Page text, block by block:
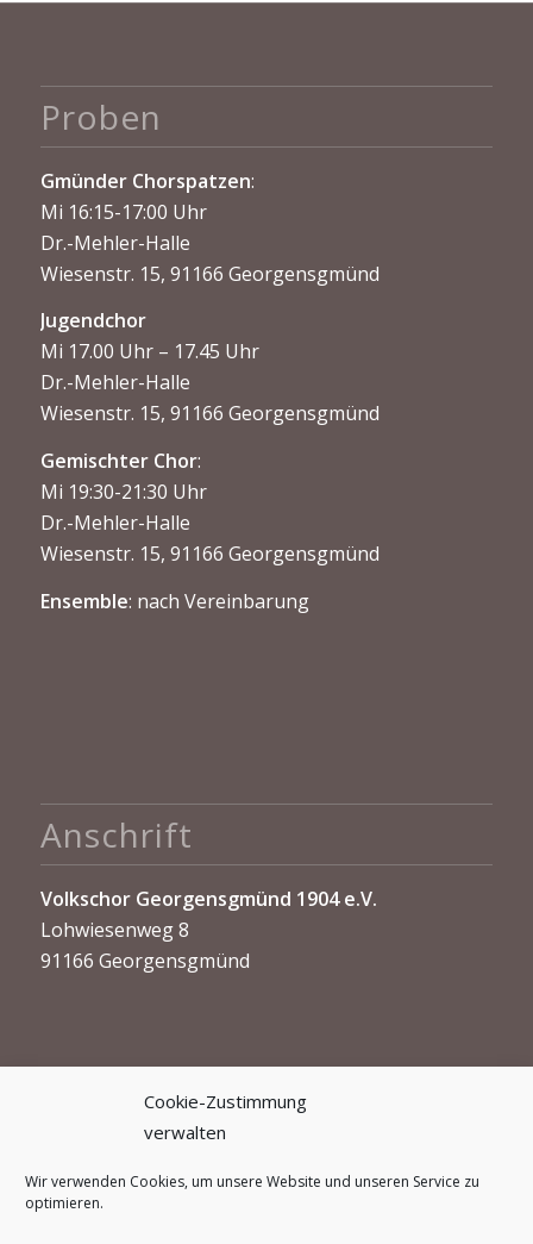
Cookie-Zustimmung
verwalten
Wir verwenden Cookies, um unsere Website und unseren Service zu
optimieren.
Proben
Gmünder Chorspatzen:
Mi 16:15-17:00 Uhr
Dr.-Mehler-Halle
Wiesenstr. 15, 91166 Georgensgmünd
Jugendchor
Mi 17.00 Uhr – 17.45 Uhr
Dr.-Mehler-Halle
Wiesenstr. 15, 91166 Georgensgmünd
Gemischter Chor:
Mi 19:30-21:30 Uhr
Dr.-Mehler-Halle
Wiesenstr. 15, 91166 Georgensgmünd
Ensemble: nach Vereinbarung
Anschrift
Volkschor Georgensgmünd 1904 e.V.
Lohwiesenweg 8
91166 Georgensgmünd
Kontakt
info@volkschor-georgensgmuend.de